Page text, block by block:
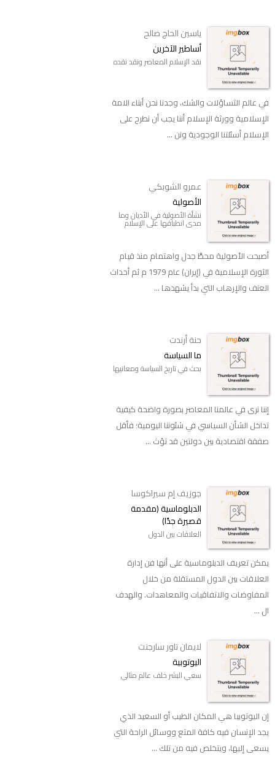
ياسين الحاج صالح
أساطير الآخرين
نقد الإسلام المعاصر ونقد نقده
في عالم التساؤلات والشك، وجدنا نحن أبناء الامة
الإسلامية وورثة الإسلام أننا يجب أن نطرح على
الإسلام أسئلتنا الوجودية ونن ...
عمرو الشوبكي
الأصولية
نشأة الأصولية في الأديان وما
مدى انطباقها على الإسلام
أصبحت الأصولية محطَّ جدل واهتمام منذ قيام
الثورة الإسلامية في (إيران) عام 1979 م ثم أحداث
العنف والإرهاب التي بدأ يشهدها ...
حنة أرندت
ما السياسة
بحث في تاريخ السياسة ومعانيها
إننا نرى في عالمنا المعاصر بصورة واضحة كيفية
تداخل الشأن السياسي في شئوننا اليومية؛ فأقل
صفقة اقتصادية بين دولتين قد تؤث ...
جوزيف إم سيراكوسا
الدبلوماسية (مقدمة
قصيرة جدًا)
العلاقات بين الدول
يمكن تعريف الدبلوماسية على أنها فن إدارة
العلاقات بين الدول المستقلة من خلال
المفاوضات والاتفاقيات والمعاهدات. والهدف
ال ...
لايمان تاور سارجنت
اليوتوبية
سعي البشر خلف عالم مثالي
إن اليوتوبيا هي المكان الطيب أو السعيد الذي
يجد الإنسان فيه كافة المتع ووسائل الراحة التي
يسعى إليها، ويتخلص فيه من تلك ...